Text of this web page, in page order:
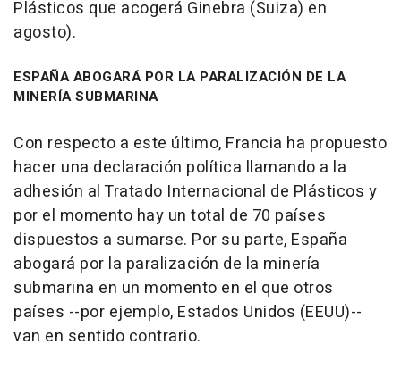
Plásticos que acogerá Ginebra (Suiza) en
agosto).
ESPAÑA ABOGARÁ POR LA PARALIZACIÓN DE LA
MINERÍA SUBMARINA
Con respecto a este último, Francia ha propuesto
hacer una declaración política llamando a la
adhesión al Tratado Internacional de Plásticos y
por el momento hay un total de 70 países
dispuestos a sumarse. Por su parte, España
abogará por la paralización de la minería
submarina en un momento en el que otros
países --por ejemplo, Estados Unidos (EEUU)--
van en sentido contrario.